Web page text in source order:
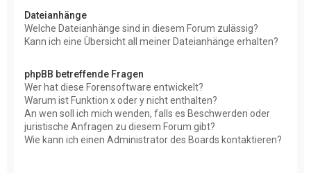
Dateianhänge
Welche Dateianhänge sind in diesem Forum zulässig?
Kann ich eine Übersicht all meiner Dateianhänge erhalten?
phpBB betreffende Fragen
Wer hat diese Forensoftware entwickelt?
Warum ist Funktion x oder y nicht enthalten?
An wen soll ich mich wenden, falls es Beschwerden oder
juristische Anfragen zu diesem Forum gibt?
Wie kann ich einen Administrator des Boards kontaktieren?